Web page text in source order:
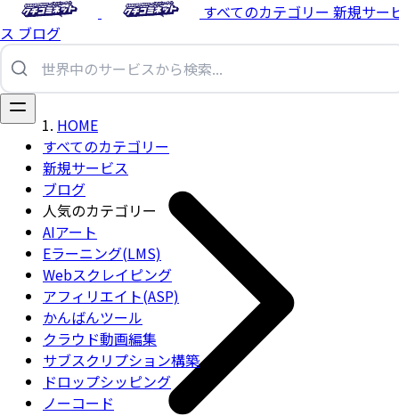
すべてのカテゴリー 新規サー
ス ブログ
すべてのカテゴリー
新規サービス
ブログ
人気のカテゴリー
AIアート
Eラーニング(LMS)
Webスクレイピング
アフィリエイト(ASP)
かんばんツール
クラウド動画編集
サブスクリプション構築
ドロップシッピング
ノーコード
HOME